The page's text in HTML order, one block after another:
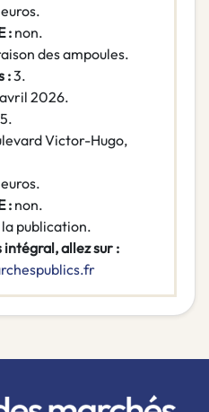
: non.
des ampoules.
:3.
2026.
Victor-Hugo,
: non.
publication.
allez sur :